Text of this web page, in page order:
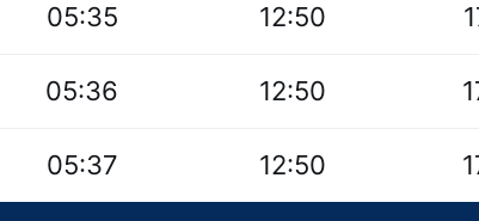
05:35 12:50
05:36 12:50
05:37 12:50